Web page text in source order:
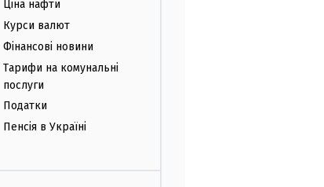
Ціна нафти
Курси валют
Фінансові новини
Тарифи на комунальні
послуги
Податки
Пенсія в Україні